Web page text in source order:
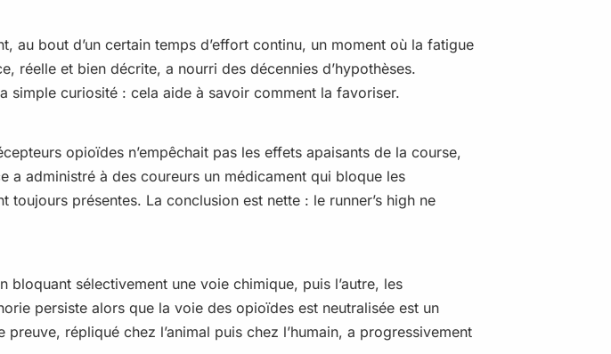
au bout d’un certain temps d’effort continu, un moment où la fatigue
réelle et bien décrite, a nourri des décennies d’hypothèses.
simple curiosité : cela aide à savoir comment la favoriser.
opioïdes n’empêchait pas les effets apaisants de la course,
a administré à des coureurs un médicament qui bloque les
toujours présentes. La conclusion est nette : le runner’s high ne
bloquant sélectivement une voie chimique, puis l’autre, les
persiste alors que la voie des opioïdes est neutralisée est un
répliqué chez l’animal puis chez l’humain, a progressivement